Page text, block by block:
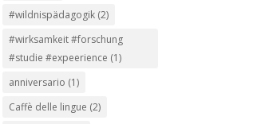
#wildnispädagogik (2)
#wirksamkeit #forschung
#studie #expeerience (1)
anniversario (1)
Caffè delle lingue (2)